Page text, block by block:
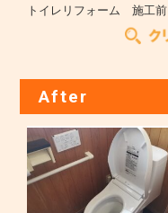
トイレリフォーム 施工前
After